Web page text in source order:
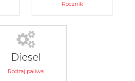
Rocznik
Diesel
Rodzaj paliwa